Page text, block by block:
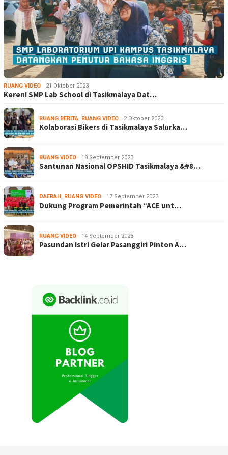
RUANG VIDEO 21 Oktober 2023
Keren! SMP Lab School di Tasikmalaya Dat…
RUANG BERITA, RUANG VIDEO 2 Oktober 2023
Kolaborasi Bikers di Tasikmalaya Salurka…
RUANG VIDEO 18 September 2023
Santunan Nasional OPSHID Tasikmalaya &#8…
DAERAH, RUANG VIDEO 17 September 2023
Dukung Program Pemerintah “ACE unt…
RUANG VIDEO 14 September 2023
Pasundan Istri Gelar Pasanggiri Pinton A…